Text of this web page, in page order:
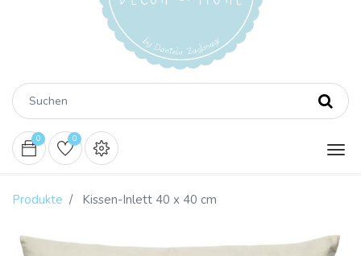
0 0
Produkte Kissen-Inlett 40 x 40 cm